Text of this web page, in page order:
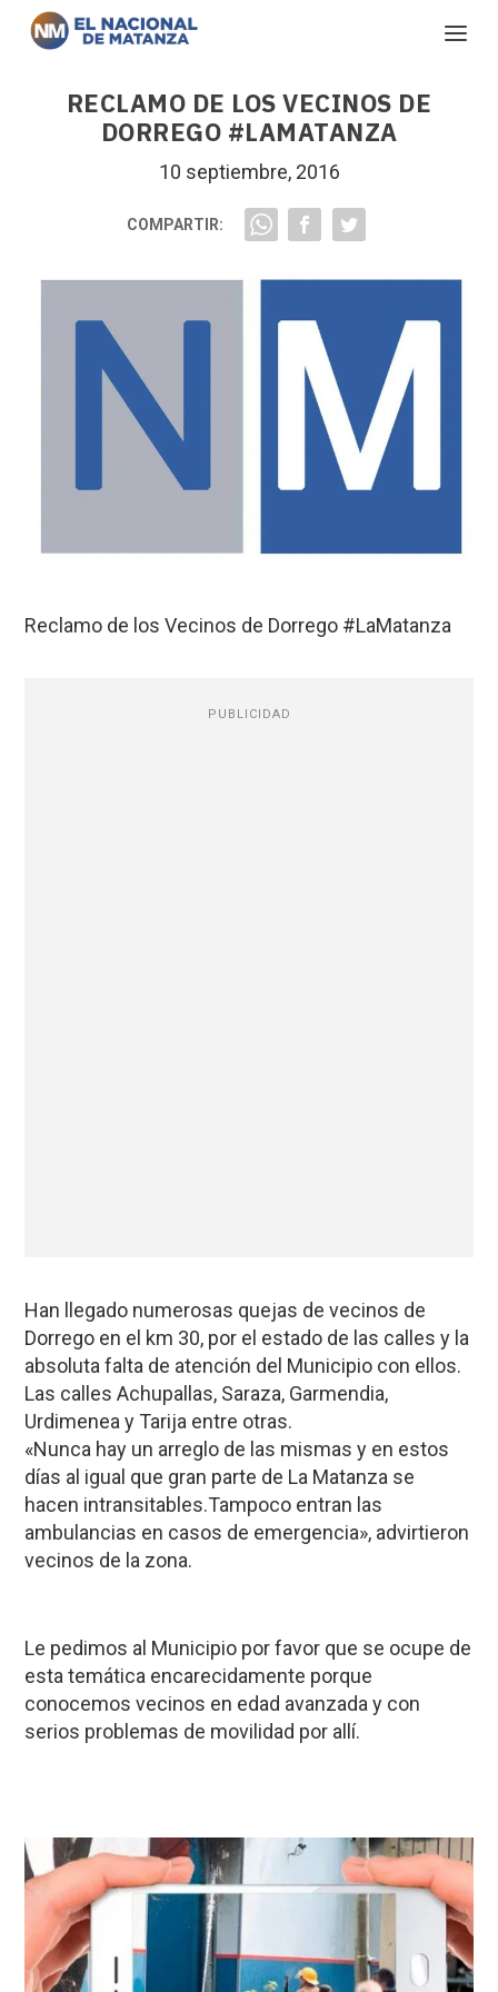
RECLAMO DE LOS VECINOS DE
DORREGO #LAMATANZA
10 septiembre, 2016
COMPARTIR:
Reclamo de los Vecinos de Dorrego #LaMatanza
PUBLICIDAD
Han llegado numerosas quejas de vecinos de
Dorrego en el km 30, por el estado de las calles y la
absoluta falta de atención del Municipio con ellos.
Las calles Achupallas, Saraza, Garmendia,
Urdimenea y Tarija entre otras.
«Nunca hay un arreglo de las mismas y en estos
días al igual que gran parte de La Matanza se
hacen intransitables.Tampoco entran las
ambulancias en casos de emergencia», advirtieron
vecinos de la zona.
Le pedimos al Municipio por favor que se ocupe de
esta temática encarecidamente porque
conocemos vecinos en edad avanzada y con
serios problemas de movilidad por allí.